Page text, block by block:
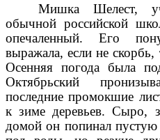
Мишка Шелест,
обычной российской
опечаленный. Его
выражала, если не скорбь,
Осенняя погода была
Октябрьский
последние промокшие
к зиме деревьев. Сыро,
домой он попинал